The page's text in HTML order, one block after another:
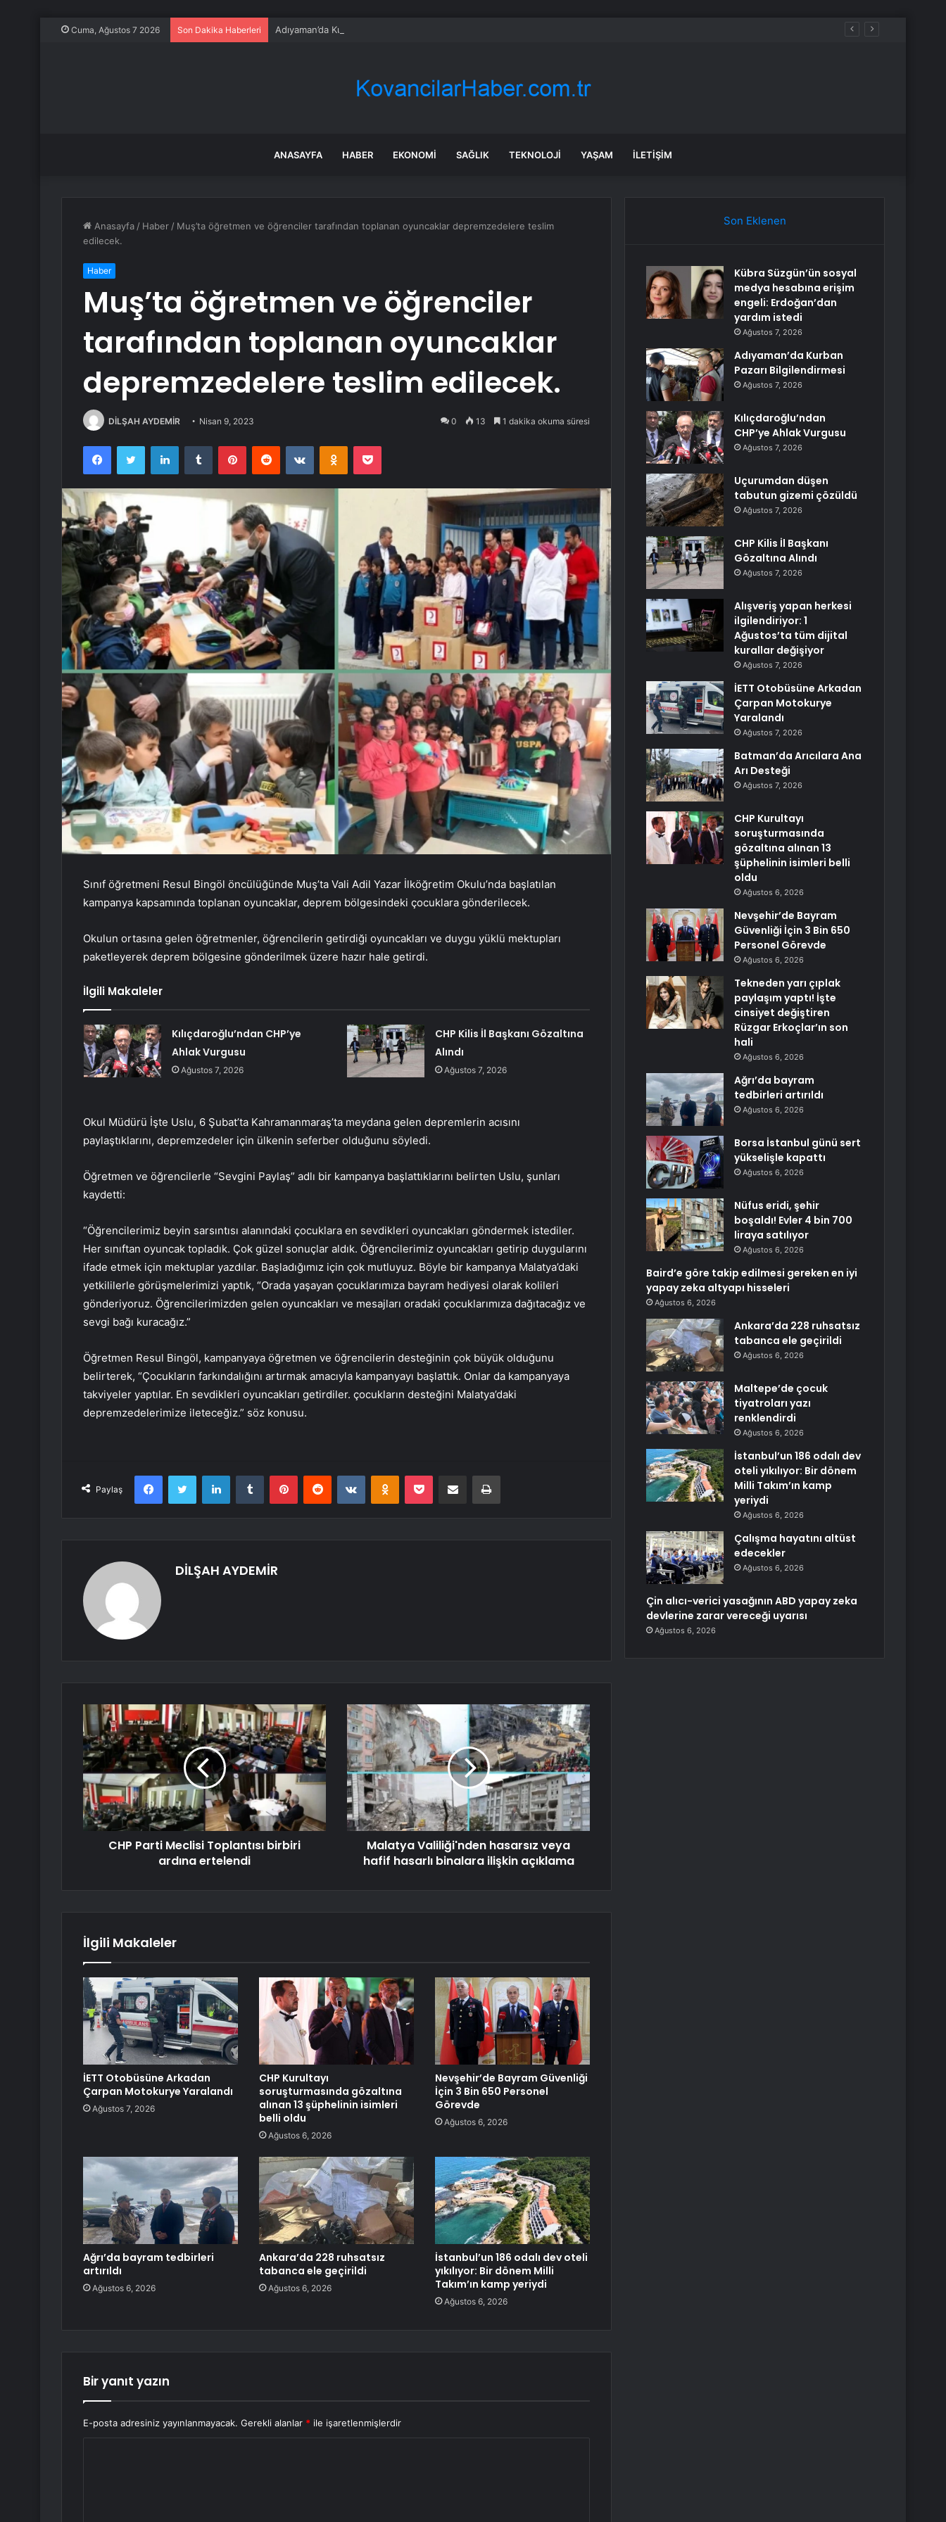
Cuma, Ağustos 7 2026 Son Dakika Haberleri Adıyaman’da Kurban Pazarı Bilgilendirmesi
ANASAYFA HABER EKONOMI SAĞLIK TEKNOLOJI YAŞAM İLETIŞIM
Anasayfa / Haber / Muş’ta öğretmen ve öğrenciler tarafından toplanan oyuncaklar depremzedelere teslim
edilecek.
Haber
Muş’ta öğretmen ve öğrenciler
tarafından toplanan oyuncaklar
depremzedelere teslim edilecek.
DİLŞAH AYDEMİR Nisan 9, 2023 0 13 1 dakika okuma süresi
FacebookTwitter LinkedInTumblr PinterestReddit VKontakteOdnoklassniki
Pocket
Sınıf öğretmeni Resul Bingöl öncülüğünde Muş’ta Vali Adil Yazar İlköğretim Okulu’nda başlatılan
kampanya kapsamında toplanan oyuncaklar, deprem bölgesindeki çocuklara gönderilecek.
Okulun ortasına gelen öğretmenler, öğrencilerin getirdiği oyuncakları ve duygu yüklü mektupları
paketleyerek deprem bölgesine gönderilmek üzere hazır hale getirdi.
İlgili Makaleler
Kılıçdaroğlu’ndan CHP’ye
Ahlak Vurgusu
Ağustos 7, 2026
CHP Kilis İl Başkanı Gözaltına
Alındı
Ağustos 7, 2026
Okul Müdürü İşte Uslu, 6 Şubat’ta Kahramanmaraş’ta meydana gelen depremlerin acısını
paylaştıklarını, depremzedeler için ülkenin seferber olduğunu söyledi.
Öğretmen ve öğrencilerle “Sevgini Paylaş” adlı bir kampanya başlattıklarını belirten Uslu, şunları
kaydetti:
“Öğrencilerimiz beyin sarsıntısı alanındaki çocuklara en sevdikleri oyuncakları göndermek istediler.
Her sınıftan oyuncak topladık. Çok güzel sonuçlar aldık. Öğrencilerimiz oyuncakları getirip duygularını
ifade etmek için mektuplar yazdılar. Başladığımız için çok mutluyuz. Böyle bir kampanya Malatya’daki
yetkililerle görüşmelerimizi yaptık, “Orada yaşayan çocuklarımıza bayram hediyesi olarak kolileri
gönderiyoruz. Öğrencilerimizden gelen oyuncakları ve mesajları oradaki çocuklarımıza dağıtacağız ve
sevgi bağı kuracağız.”
Öğretmen Resul Bingöl, kampanyaya öğretmen ve öğrencilerin desteğinin çok büyük olduğunu
belirterek, “Çocukların farkındalığını artırmak amacıyla kampanyayı başlattık. Onlar da kampanyaya
takviyeler yaptılar. En sevdikleri oyuncakları getirdiler. çocukların desteğini Malatya’daki
depremzedelerimize ileteceğiz.” söz konusu.
Paylaş
FacebookTwitter LinkedInTumblr PinterestReddit VKontakteOdnoklassniki
Pocket E-Posta ile paylaş Yazdır
DİLŞAH AYDEMİR
CHP Parti Meclisi Toplantısı birbiri
ardına ertelendi
Malatya Valiliği'nden hasarsız veya
hafif hasarlı binalara ilişkin açıklama
İlgili Makaleler
İETT Otobüsüne Arkadan
Çarpan Motokurye Yaralandı
Ağustos 7, 2026
CHP Kurultayı
soruşturmasında gözaltına
alınan 13 şüphelinin isimleri
belli oldu
Ağustos 6, 2026
Nevşehir’de Bayram Güvenliği
İçin 3 Bin 650 Personel
Görevde
Ağustos 6, 2026
Ağrı’da bayram tedbirleri
artırıldı
Ağustos 6, 2026
Ankara’da 228 ruhsatsız
tabanca ele geçirildi
Ağustos 6, 2026
İstanbul’un 186 odalı dev oteli
yıkılıyor: Bir dönem Milli
Takım’ın kamp yeriydi
Ağustos 6, 2026
Bir yanıt yazın
E-posta adresiniz yayınlanmayacak. Gerekli alanlar * ile işaretlenmişlerdir
Son Eklenen
Kübra Süzgün’ün sosyal
medya hesabına erişim
engeli: Erdoğan’dan
yardım istedi
Ağustos 7, 2026
Adıyaman’da Kurban
Pazarı Bilgilendirmesi
Ağustos 7, 2026
Kılıçdaroğlu’ndan
CHP’ye Ahlak Vurgusu
Ağustos 7, 2026
Uçurumdan düşen
tabutun gizemi çözüldü
Ağustos 7, 2026
CHP Kilis İl Başkanı
Gözaltına Alındı
Ağustos 7, 2026
Alışveriş yapan herkesi
ilgilendiriyor: 1
Ağustos’ta tüm dijital
kurallar değişiyor
Ağustos 7, 2026
İETT Otobüsüne Arkadan
Çarpan Motokurye
Yaralandı
Ağustos 7, 2026
Batman’da Arıcılara Ana
Arı Desteği
Ağustos 7, 2026
CHP Kurultayı
soruşturmasında
gözaltına alınan 13
şüphelinin isimleri belli
oldu
Ağustos 6, 2026
Nevşehir’de Bayram
Güvenliği İçin 3 Bin 650
Personel Görevde
Ağustos 6, 2026
Tekneden yarı çıplak
paylaşım yaptı! İşte
cinsiyet değiştiren
Rüzgar Erkoçlar’ın son
hali
Ağustos 6, 2026
Ağrı’da bayram
tedbirleri artırıldı
Ağustos 6, 2026
Borsa İstanbul günü sert
yükselişle kapattı
Ağustos 6, 2026
Nüfus eridi, şehir
boşaldı! Evler 4 bin 700
liraya satılıyor
Ağustos 6, 2026
Baird’e göre takip edilmesi gereken en iyi
yapay zeka altyapı hisseleri
Ağustos 6, 2026
Ankara’da 228 ruhsatsız
tabanca ele geçirildi
Ağustos 6, 2026
Maltepe’de çocuk
tiyatroları yazı
renklendirdi
Ağustos 6, 2026
İstanbul’un 186 odalı dev
oteli yıkılıyor: Bir dönem
Milli Takım’ın kamp
yeriydi
Ağustos 6, 2026
Çalışma hayatını altüst
edecekler
Ağustos 6, 2026
Çin alıcı-verici yasağının ABD yapay zeka
devlerine zarar vereceği uyarısı
Ağustos 6, 2026